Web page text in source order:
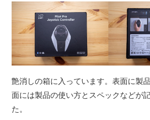
艶消しの箱に入っています。表面に製
面には製品の使い方とスペックなどが
た。